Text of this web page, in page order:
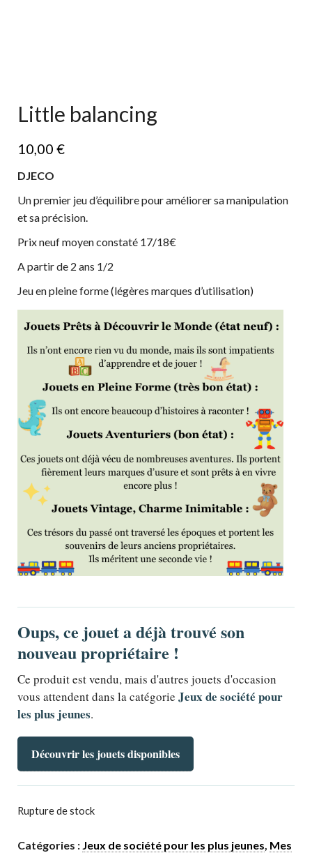
Little balancing
10,00 €
DJECO
Un premier jeu d’équilibre pour améliorer sa manipulation
et sa précision.
Prix neuf moyen constaté 17/18€
A partir de 2 ans 1/2
Jeu en pleine forme (légères marques d’utilisation)
Oups, ce jouet a déjà trouvé son
nouveau propriétaire !
Ce produit est vendu, mais d'autres jouets d'occasion
vous attendent dans la catégorie Jeux de société pour
les plus jeunes.
Découvrir les jouets disponibles
Rupture de stock
Catégories : Jeux de société pour les plus jeunes, Mes